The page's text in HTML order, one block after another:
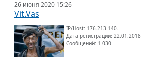
26 июня 2020 15:26
Vit.Vas
IP/Host: 176.213.140.---
Дата регистрации: 22.01.2018
Сообщений: 1 030